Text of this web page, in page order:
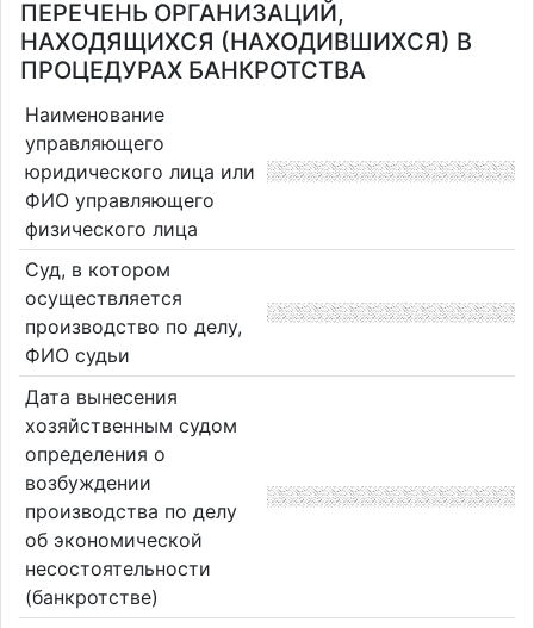
ПЕРЕЧЕНЬ ОРГАНИЗАЦИЙ,
НАХОДЯЩИХСЯ (НАХОДИВШИХСЯ) В
ПРОЦЕДУРАХ БАНКРОТСТВА
Наименование
управляющего
юридического лица или
ФИО управляющего
физического лица
Суд, в котором
осуществляется
производство по делу,
ФИО судьи
Дата вынесения
хозяйственным судом
определения о
возбуждении
производства по делу
об экономической
несостоятельности
(банкротстве)